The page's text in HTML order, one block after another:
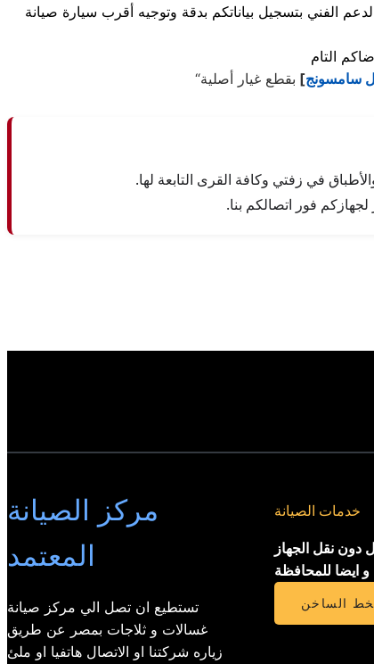
الفني بتسجيل بياناتكم بدقة وتوجيه أقرب سيارة صيانة
سامسونج]
في زفتي وكافة القرى التابعة لها.
فور اتصالكم بنا.
مركز الصيانة
المعتمد
تستطيع ان تصل الي مركز صيانة
غسالات و ثلاجات بمصر عن طريق
زياره شركتنا او الاتصال هاتفيا او ملئ
خدمات الصيانة
دون نقل الجهاز
و ايضا للمحافظة
الساخن